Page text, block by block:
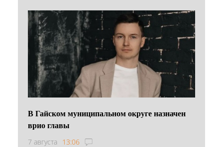
В Гайском муниципальном округе назначен
врио главы
7 августа 13:06